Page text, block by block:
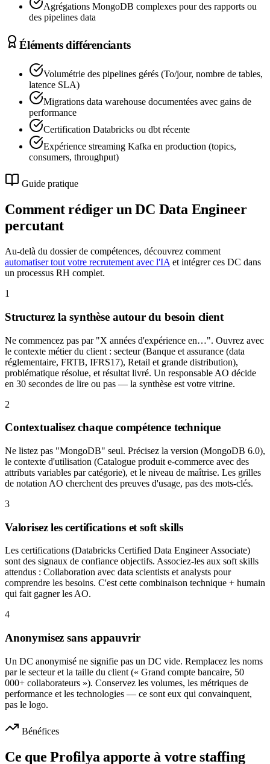
Agrégations MongoDB complexes pour des rapports ou
des pipelines data
Éléments différenciants
Volumétrie des pipelines gérés (To/jour, nombre de tables,
latence SLA)
Migrations data warehouse documentées avec gains de
performance
Certification Databricks ou dbt récente
Expérience streaming Kafka en production (topics,
consumers, throughput)
Guide pratique
Comment rédiger un DC Data Engineer
percutant
Au-delà du dossier de compétences, découvrez comment
automatiser tout votre recrutement avec l'IA et intégrer ces DC dans
un processus RH complet.
1
Structurez la synthèse autour du besoin client
Ne commencez pas par "X années d'expérience en…". Ouvrez avec
le contexte métier du client : secteur (Banque et assurance (data
réglementaire, FRTB, IFRS17), Retail et grande distribution),
problématique résolue, et résultat livré. Un responsable AO décide
en 30 secondes de lire ou pas — la synthèse est votre vitrine.
2
Contextualisez chaque compétence technique
Ne listez pas "MongoDB" seul. Précisez la version (MongoDB 6.0),
le contexte d'utilisation (Catalogue produit e-commerce avec des
attributs variables par catégorie), et le niveau de maîtrise. Les grilles
de notation AO cherchent des preuves d'usage, pas des mots-clés.
3
Valorisez les certifications et soft skills
Les certifications (Databricks Certified Data Engineer Associate)
sont des signaux de confiance objectifs. Associez-les aux soft skills
attendus : Collaboration avec data scientists et analysts pour
comprendre les besoins. C'est cette combinaison technique + humain
qui fait gagner les AO.
4
Anonymisez sans appauvrir
Un DC anonymisé ne signifie pas un DC vide. Remplacez les noms
par le secteur et la taille du client (« Grand compte bancaire, 50
000+ collaborateurs »). Conservez les volumes, les métriques de
performance et les technologies — ce sont eux qui convainquent,
pas le logo.
Bénéfices
Ce que Profilya apporte à votre staffing